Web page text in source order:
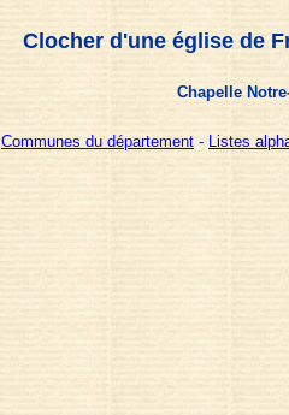
Clocher d'une église de
Chapelle
Communes du département - Listes